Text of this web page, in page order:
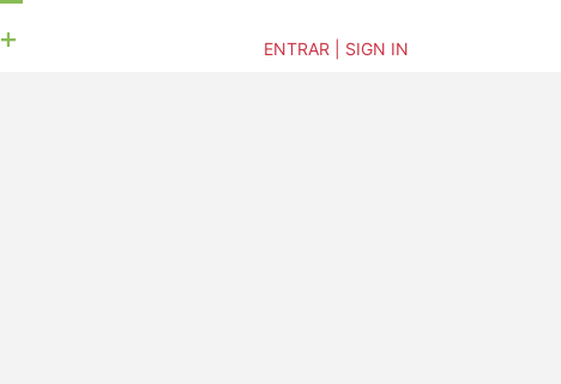
+ ENTRAR | SIGN IN